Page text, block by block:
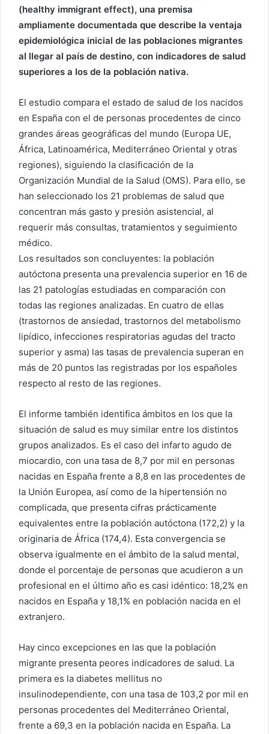
(healthy immigrant effect), una premisa
ampliamente documentada que describe la ventaja
epidemiológica inicial de las poblaciones migrantes
al llegar al país de destino, con indicadores de salud
superiores a los de la población nativa.
El estudio compara el estado de salud de los nacidos
en España con el de personas procedentes de cinco
grandes áreas geográficas del mundo (Europa UE,
África, Latinoamérica, Mediterráneo Oriental y otras
regiones), siguiendo la clasificación de la
Organización Mundial de la Salud (OMS). Para ello, se
han seleccionado los 21 problemas de salud que
concentran más gasto y presión asistencial, al
requerir más consultas, tratamientos y seguimiento
médico.
Los resultados son concluyentes: la población
autóctona presenta una prevalencia superior en 16 de
las 21 patologías estudiadas en comparación con
todas las regiones analizadas. En cuatro de ellas
(trastornos de ansiedad, trastornos del metabolismo
lipídico, infecciones respiratorias agudas del tracto
superior y asma) las tasas de prevalencia superan en
más de 20 puntos las registradas por los españoles
respecto al resto de las regiones.
El informe también identifica ámbitos en los que la
situación de salud es muy similar entre los distintos
grupos analizados. Es el caso del infarto agudo de
miocardio, con una tasa de 8,7 por mil en personas
nacidas en España frente a 8,8 en las procedentes de
la Unión Europea, así como de la hipertensión no
complicada, que presenta cifras prácticamente
equivalentes entre la población autóctona (172,2) y la
originaria de África (174,4). Esta convergencia se
observa igualmente en el ámbito de la salud mental,
donde el porcentaje de personas que acudieron a un
profesional en el último año es casi idéntico: 18,2% en
nacidos en España y 18,1% en población nacida en el
extranjero.
Hay cinco excepciones en las que la población
migrante presenta peores indicadores de salud. La
primera es la diabetes mellitus no
insulinodependiente, con una tasa de 103,2 por mil en
personas procedentes del Mediterráneo Oriental,
frente a 69,3 en la población nacida en España. La